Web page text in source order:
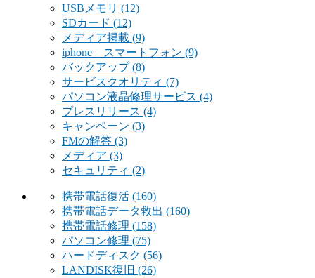
USBメモリ (12)
SDカード (12)
メディア掲載 (9)
iphone スマートフォン (9)
バックアップ(8)
サービスクオリティ (7)
パソコン液晶修理サービス (4)
プレスリリース (4)
キャンペーン (3)
FMの解答 (3)
メディア (3)
セキュリティ (2)
携帯電話復活 (160)
携帯電話データ救出 (160)
携帯電話修理 (158)
パソコン修理 (75)
ハードディスク (56)
LANDISK復旧 (26)